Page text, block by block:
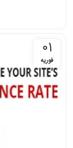
01
فوریه